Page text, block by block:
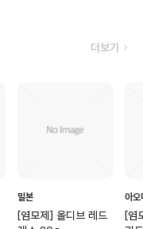
더보기
밀본
[염모제] 올디브 레드
아
[염